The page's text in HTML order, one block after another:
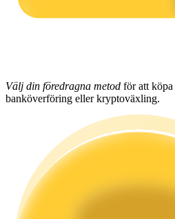
Välj din föredragna metod för att
banköverföring eller kryptoväxling.